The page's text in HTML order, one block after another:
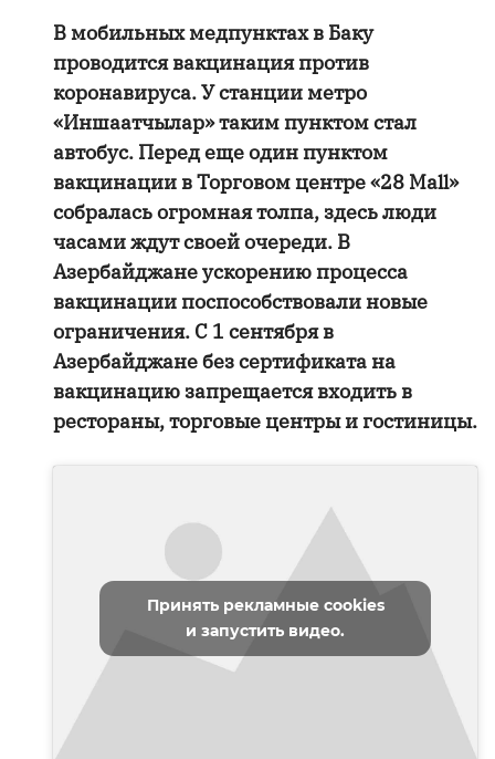
В мобильных медпунктах в Баку
проводится вакцинация против
коронавируса. У станции метро
«Иншаатчылар» таким пунктом стал
автобус. Перед еще один пунктом
вакцинации в Торговом центре «28 Mall»
собралась огромная толпа, здесь люди
часами ждут своей очереди. В
Азербайджане ускорению процесса
вакцинации поспособствовали новые
ограничения. С 1 сентября в
Азербайджане без сертификата на
вакцинацию запрещается входить в
рестораны, торговые центры и гостиницы.
Принять рекламные cookies
и запустить видео.